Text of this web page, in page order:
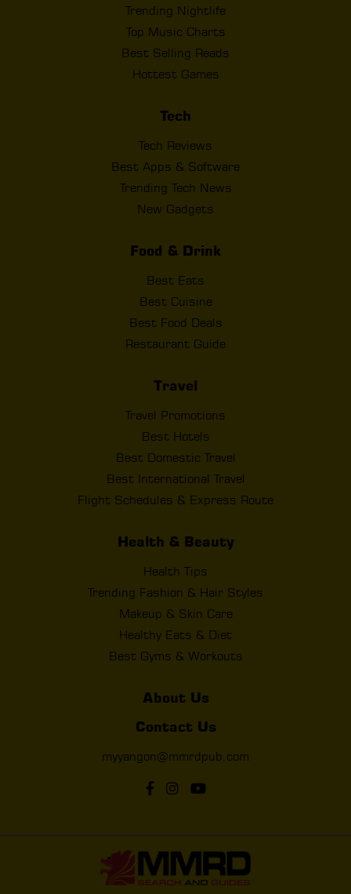
Trending Nightlife
Top Music Charts
Best Selling Reads
Hottest Games
Tech
Tech Reviews
Best Apps & Software
Trending Tech News
New Gadgets
Food & Drink
Best Eats
Best Cuisine
Best Food Deals
Restaurant Guide
Travel
Travel Promotions
Best Hotels
Best Domestic Travel
Best International Travel
Flight Schedules & Express Route
Health & Beauty
Health Tips
Trending Fashion & Hair Styles
Makeup & Skin Care
Healthy Eats & Diet
Best Gyms & Workouts
About Us
Contact Us
myyangon@mmrdpub.com